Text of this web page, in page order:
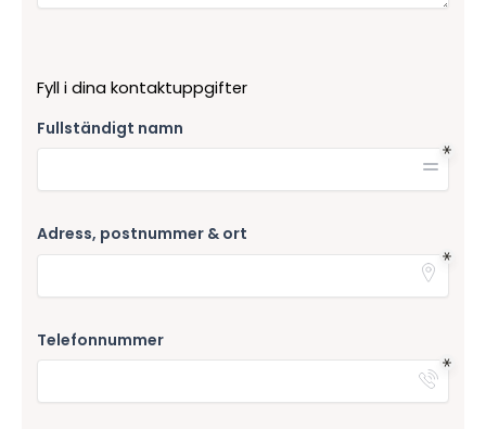
Fyll i dina kontaktuppgifter
Fullständigt namn
Adress, postnummer & ort
Telefonnummer